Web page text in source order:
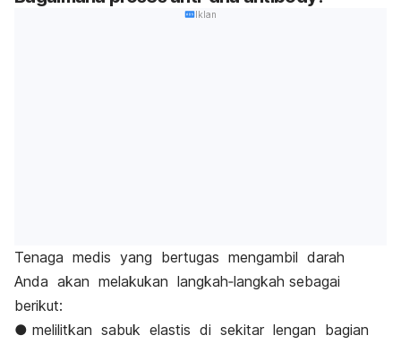
Iklan
Tenaga medis yang bertugas mengambil darah
Anda akan melakukan langkah‐langkah sebagai
berikut:
● melilitkan sabuk elastis di sekitar lengan bagian